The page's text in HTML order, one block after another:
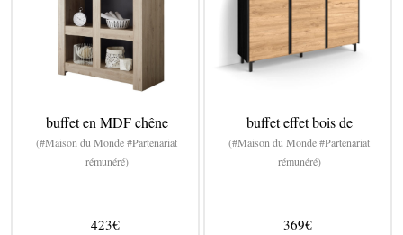
buffet en MDF chêne
(#Maison du Monde #Partenariat
rémunéré)
423€
buffet effet bois de
(#Maison du Monde #Partenariat
rémunéré)
369€